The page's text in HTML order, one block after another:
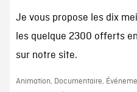
Je vous propose les dix
les quelque 2300 offerts
sur notre site.
Animation, Documentaire,